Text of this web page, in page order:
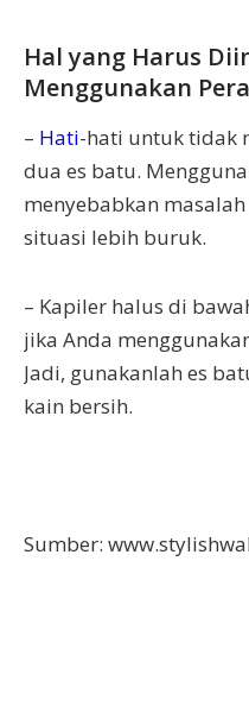
Hal yang Harus
Menggunakan
– Hati-hati untuk tidak
dua es batu.
menyebabkan
situasi lebih buruk.
– Kapiler halus di
jika Anda
Jadi, gunakanlah es
kain bersih.
Sumber: